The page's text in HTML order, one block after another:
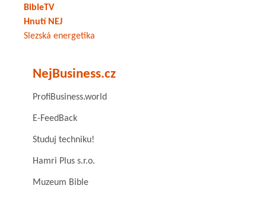
BibleTV
Hnutí NEJ
Slezská energetika
NejBusiness.cz
ProfiBusiness.world
E-FeedBack
Studuj techniku!
Hamri Plus s.r.o.
Muzeum Bible